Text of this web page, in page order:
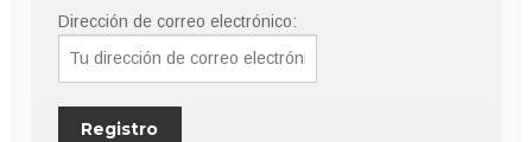
Dirección de correo electrónico: